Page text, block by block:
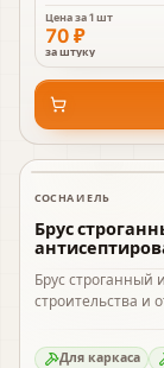
Цена за1 шт
70 ₽
за штуку
В наличии
СОСНА И ЕЛЬ
Брус
Брус строганный
строительства и
Для каркаса